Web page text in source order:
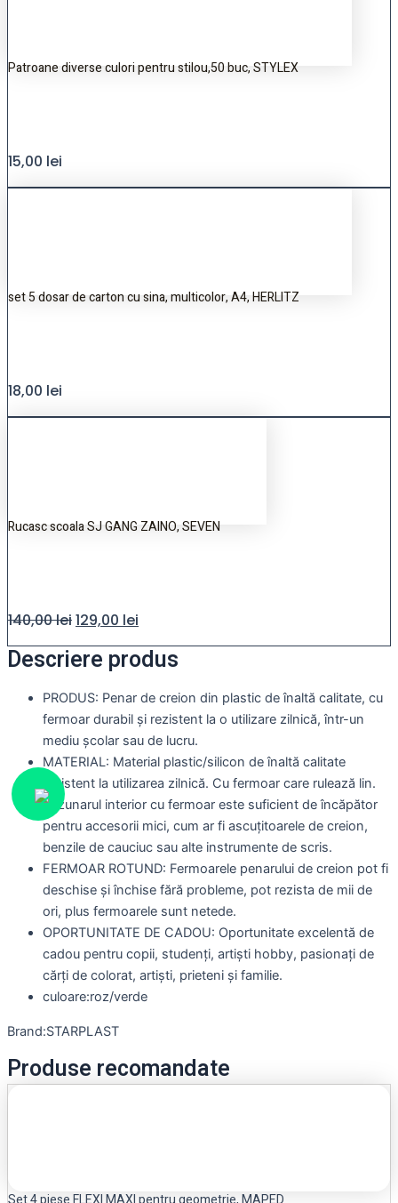
Patroane diverse culori pentru stilou,50 buc, STYLEX
15,00 lei
set 5 dosar de carton cu sina, multicolor, A4, HERLITZ
18,00 lei
Rucasc scoala SJ GANG ZAINO, SEVEN
140,00lei129,00 lei
Descriere produs
PRODUS: Penar de creion din plastic de înaltă calitate, cu
fermoar durabil și rezistent la o utilizare zilnică, într-un
mediu școlar sau de lucru.
MATERIAL: Material plastic/silicon de înaltă calitate
rezistent la utilizarea zilnică. Cu fermoar care rulează lin.
Buzunarul interior cu fermoar este suficient de încăpător
pentru accesorii mici, cum ar fi ascuțitoarele de creion,
benzile de cauciuc sau alte instrumente de scris.
FERMOAR ROTUND: Fermoarele penarului de creion pot fi
deschise și închise fără probleme, pot rezista de mii de
ori, plus fermoarele sunt netede.
OPORTUNITATE DE CADOU: Oportunitate excelentă de
cadou pentru copii, studenți, artiști hobby, pasionați de
cărți de colorat, artiști, prieteni și familie.
culoare:roz/verde
Brand:STARPLAST
Produse recomandate